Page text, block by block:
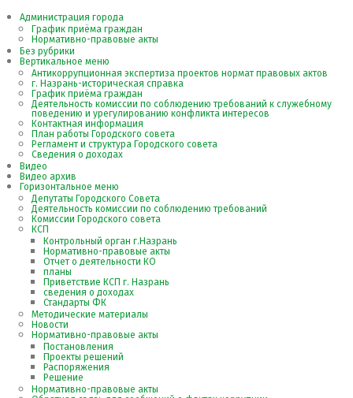
Администрация города
График приёма граждан
Нормативно-правовые акты
Без рубрики
Вертикальное меню
Антикоррупционная экспертиза проектов нормат правовых актов
г. Назрань-историческая справка
График приёма граждан
Деятельность комиссии по соблюдению требований к служебному
поведению и урегулированию конфликта интересов
Контактная информация
План работы Городского совета
Регламент и структура Городского совета
Сведения о доходах
Видео
Видео архив
Горизонтальное меню
Депутаты Городского Совета
Деятельность комиссии по соблюдению требований
Комиссии Городского совета
КСП
Контрольный орган г.Назрань
Нормативно-правовые акты
Отчет о деятельности КО
планы
Приветствие КСП г. Назрань
сведения о доходах
Стандарты ФК
Методические материалы
Новости
Нормативно-правовые акты
Постановления
Проекты решений
Распоряжения
Решение
Нормативно-правовые акты